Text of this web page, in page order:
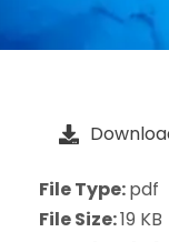
File Type:pdf
File Size:19 KB